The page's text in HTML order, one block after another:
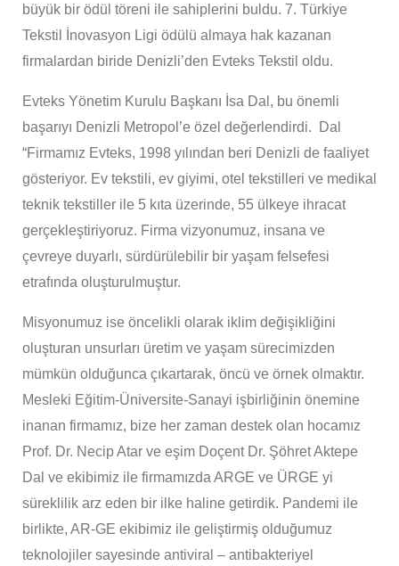
büyük bir ödül töreni ile sahiplerini buldu. 7. Türkiye
Tekstil İnovasyon Ligi ödülü almaya hak kazanan
firmalardan biride Denizli’den Evteks Tekstil oldu.
Evteks Yönetim Kurulu Başkanı İsa Dal, bu önemli
başarıyı Denizli Metropol’e özel değerlendirdi. Dal
“Firmamız Evteks, 1998 yılından beri Denizli de faaliyet
gösteriyor. Ev tekstili, ev giyimi, otel tekstilleri ve medikal
teknik tekstiller ile 5 kıta üzerinde, 55 ülkeye ihracat
gerçekleştiriyoruz. Firma vizyonumuz, insana ve
çevreye duyarlı, sürdürülebilir bir yaşam felsefesi
etrafında oluşturulmuştur.
Misyonumuz ise öncelikli olarak iklim değişikliğini
oluşturan unsurları üretim ve yaşam sürecimizden
mümkün olduğunca çıkartarak, öncü ve örnek olmaktır.
Mesleki Eğitim-Üniversite-Sanayi işbirliğinin önemine
inanan firmamız, bize her zaman destek olan hocamız
Prof. Dr. Necip Atar ve eşim Doçent Dr. Şöhret Aktepe
Dal ve ekibimiz ile firmamızda ARGE ve ÜRGE yi
süreklilik arz eden bir ilke haline getirdik. Pandemi ile
birlikte, AR-GE ekibimiz ile geliştirmiş olduğumuz
teknolojiler sayesinde antiviral – antibakteriyel